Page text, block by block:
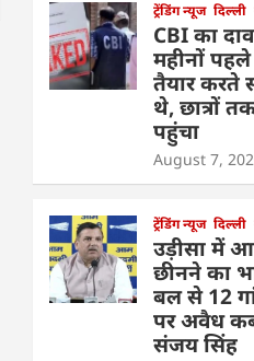
ट्रेंडिंग न्यूज दिल्ली
CBI का
महीनों
तैयार करते
थे, छात्रों
पहुंचा
August 7,
ट्रेंडिंग न्यूज दिल्ली
उड़ीसा में
छीनने का
बल से 12
पर अवैध
संजय सिंह